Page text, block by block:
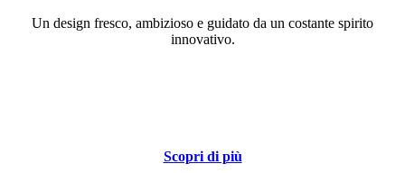
Un design fresco, ambizioso e guidato da un costante spirito
innovativo.
Scopri di più